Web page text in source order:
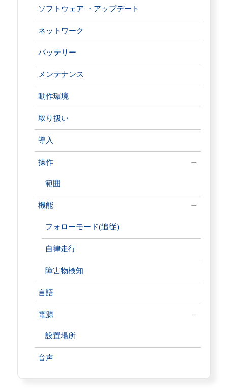
ソフトウェア ・アップデート
ネットワーク
バッテリー
メンテナンス
動作環境
取り扱い
導入
操作
範囲
機能
フォローモード(追従)
自律走行
障害物検知
言語
電源
設置場所
音声